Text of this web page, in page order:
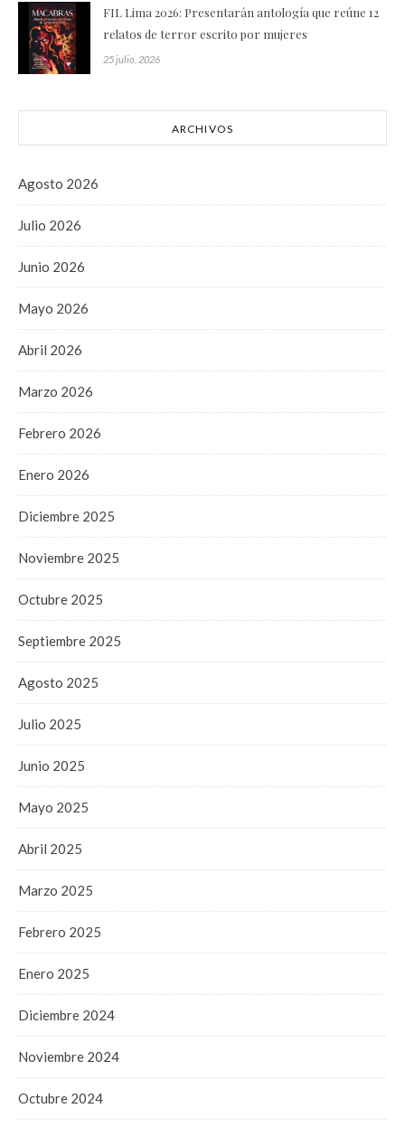
FIL Lima 2026: Presentarán antología que reúne 12
relatos de terror escrito por mujeres
25 julio, 2026
ARCHIVOS
Agosto 2026
Julio 2026
Junio 2026
Mayo 2026
Abril 2026
Marzo 2026
Febrero 2026
Enero 2026
Diciembre 2025
Noviembre 2025
Octubre 2025
Septiembre 2025
Agosto 2025
Julio 2025
Junio 2025
Mayo 2025
Abril 2025
Marzo 2025
Febrero 2025
Enero 2025
Diciembre 2024
Noviembre 2024
Octubre 2024